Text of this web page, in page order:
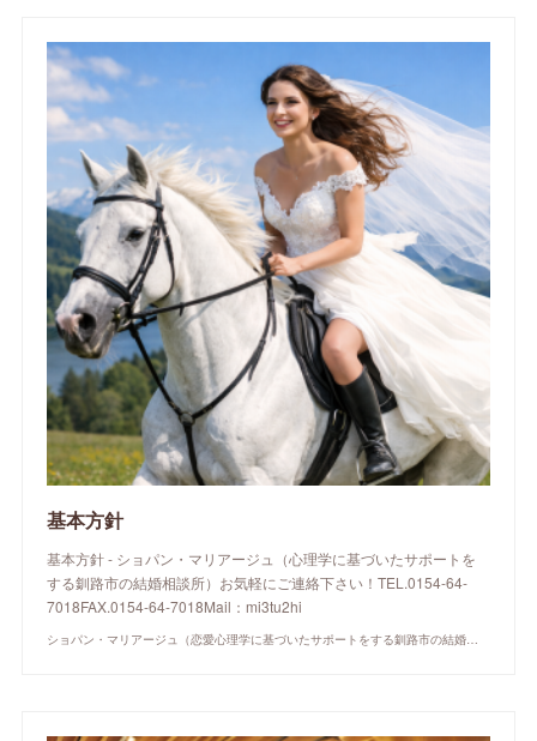
基本方針
基本方針 - ショパン・マリアージュ（心理学に基づいたサポートを
する釧路市の結婚相談所）お気軽にご連絡下さい！TEL.0154-64-
7018FAX.0154-64-7018Mail：mi3tu2hi